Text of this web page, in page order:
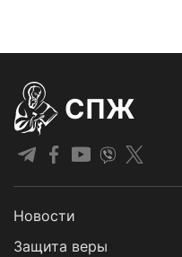
СПЖ
Новости
Защита веры